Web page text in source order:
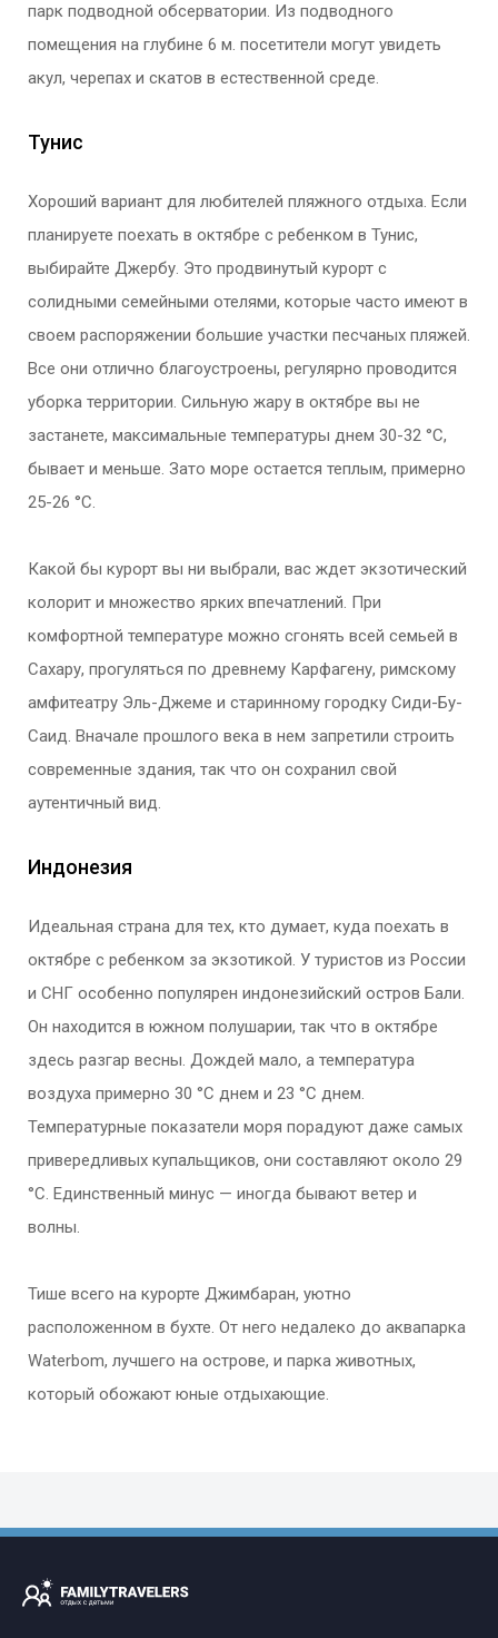
парк подводной обсерватории. Из подводного
помещения на глубине 6 м. посетители могут увидеть
акул, черепах и скатов в естественной среде.
Тунис
Хороший вариант для любителей пляжного отдыха. Если
планируете поехать в октябре с ребенком в Тунис,
выбирайте Джербу. Это продвинутый курорт с
солидными семейными отелями, которые часто имеют в
своем распоряжении большие участки песчаных пляжей.
Все они отлично благоустроены, регулярно проводится
уборка территории. Сильную жару в октябре вы не
застанете, максимальные температуры днем 30-32 °С,
бывает и меньше. Зато море остается теплым, примерно
25-26 °С.
Какой бы курорт вы ни выбрали, вас ждет экзотический
колорит и множество ярких впечатлений. При
комфортной температуре можно сгонять всей семьей в
Сахару, прогуляться по древнему Карфагену, римскому
амфитеатру Эль-Джеме и старинному городку Сиди-Бу-
Саид. Вначале прошлого века в нем запретили строить
современные здания, так что он сохранил свой
аутентичный вид.
Индонезия
Идеальная страна для тех, кто думает, куда поехать в
октябре с ребенком за экзотикой. У туристов из России
и СНГ особенно популярен индонезийский остров Бали.
Он находится в южном полушарии, так что в октябре
здесь разгар весны. Дождей мало, а температура
воздуха примерно 30 °С днем и 23 °С днем.
Температурные показатели моря порадуют даже самых
привередливых купальщиков, они составляют около 29
°С. Единственный минус — иногда бывают ветер и
волны.
Тише всего на курорте Джимбаран, уютно
расположенном в бухте. От него недалеко до аквапарка
Waterbom, лучшего на острове, и парка животных,
который обожают юные отдыхающие.